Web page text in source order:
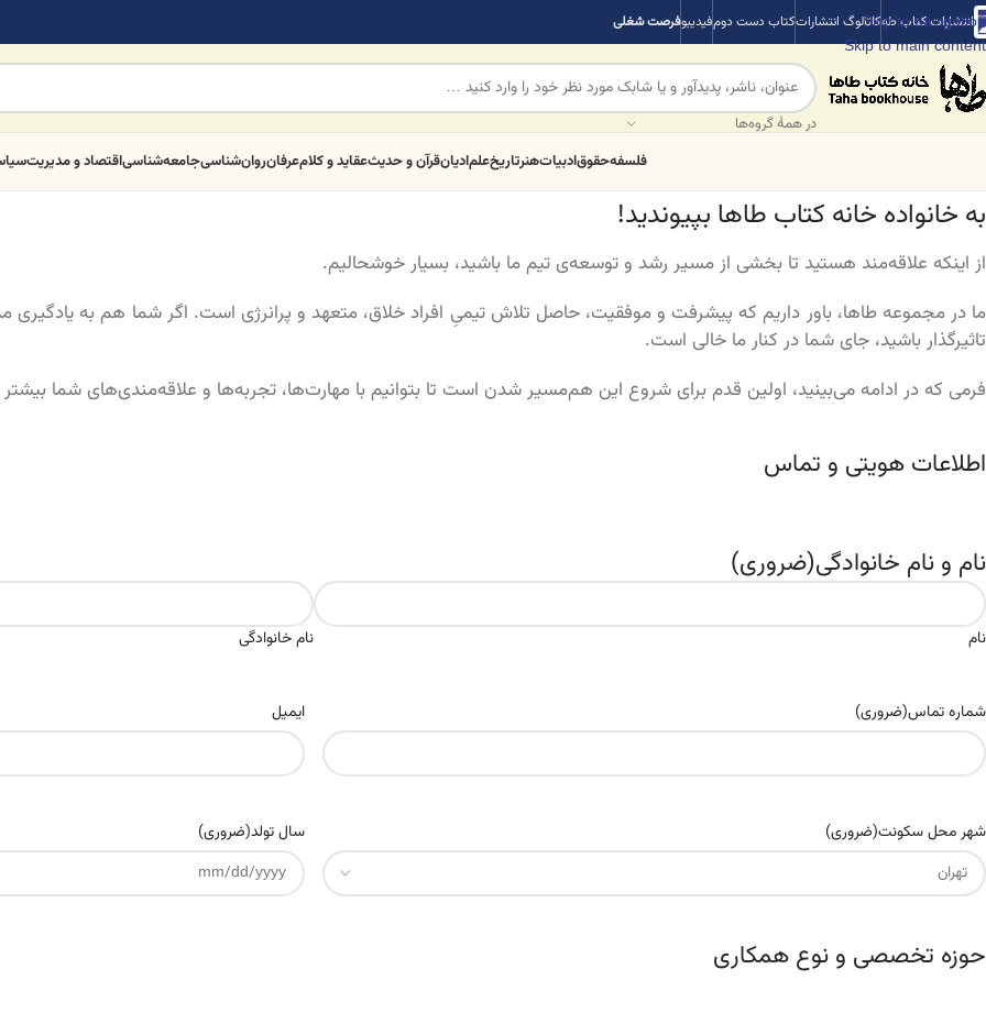
Skip to navigation
Skip to main content
انتشارات کتاب طهکاتالوگ انتشاراتکتاب دست دومفیدیبوفرصت شغلی
در همهٔ گروه‌ها
فلسفهحقوقادبیاتهنرتاریخعلمادیانقرآن و حدیثعقاید و کلامعرفانروان‌شناسیجامعه‌شناسیاقتصاد و مدیریت
به خانواده خانه کتاب طاها بپیوندید!
از اینکه علاقه‌مند هستید تا بخشی از مسیر رشد و توسعه‌ی تیم ما باشید، بسیار خوشحالیم.
ما در مجموعه طاها، باور داریم که پیشرفت و موفقیت، حاصل تلاش تیمیِ افراد خلاق، متعهد و پرانرژی است. اگر شما هم به یادگیری
تاثیرگذار باشید، جای شما در کنار ما خالی است.
فرمی که در ادامه می‌بینید، اولین قدم برای شروع این هم‌مسیر شدن است تا بتوانیم با مهارت‌ها، تجربه‌ها و علاقه‌مندی‌های شما
اطلاعات هویتی و تماس
نام و نام خانوادگی(ضروری)
نام نام خانوادگی
شماره تماس(ضروری) ایمیل
شهر محل سکونت(ضروری) سال تولد(ضروری)
حوزه تخصصی و نوع همکاری